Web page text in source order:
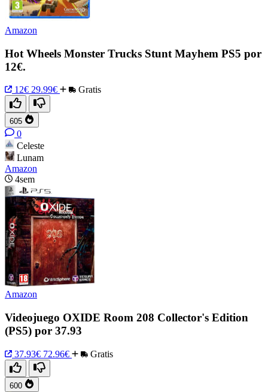
Amazon
Hot Wheels Monster Trucks Stunt Mayhem PS5 por
12€.
12€ 29.99€ Gratis
605
0
Celeste
Lunam
Amazon
4sem
Amazon
Videojuego OXIDE Room 208 Collector's Edition
(PS5) por 37.93
37.93€ 72.96€ Gratis
600